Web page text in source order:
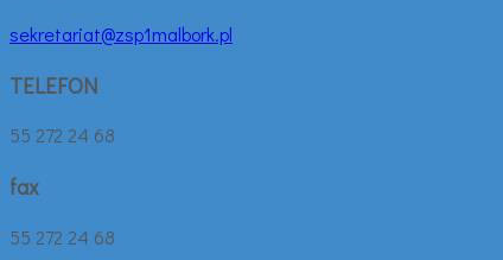
sekretariat@zsp1malbork.pl
TELEFON
55 272 24 68
fax
55 272 24 68